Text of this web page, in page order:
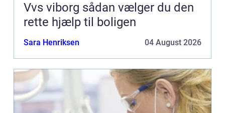
Vvs viborg sådan vælger du den
rette hjælp til boligen
Sara Henriksen 04 August 2026